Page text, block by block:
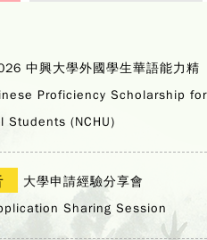
中興大學外國學生華語能力精
Proficiency Scholarship for
Students (NCHU)
大學申請經驗分享會
Sharing Session